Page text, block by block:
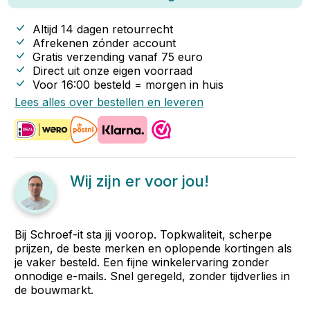
Altijd 14 dagen retourrecht
Afrekenen zónder account
Gratis verzending vanaf 75 euro
Direct uit onze eigen voorraad
Voor 16:00 besteld = morgen in huis
Lees alles over bestellen en leveren
Wij zijn er voor jou!
Bij Schroef-it sta jij voorop. Topkwaliteit, scherpe
prijzen, de beste merken en oplopende kortingen als
je vaker besteld. Een fijne winkelervaring zonder
onnodige e-mails. Snel geregeld, zonder tijdverlies in
de bouwmarkt.